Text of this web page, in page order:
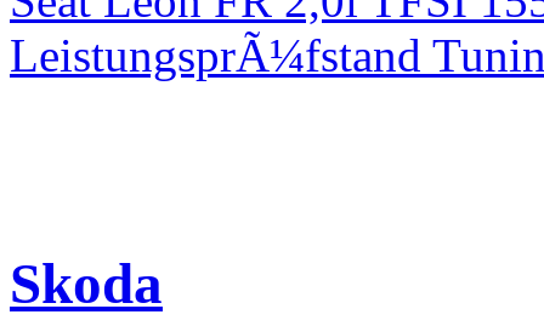
LeistungsprÃ¼fstand
Skoda